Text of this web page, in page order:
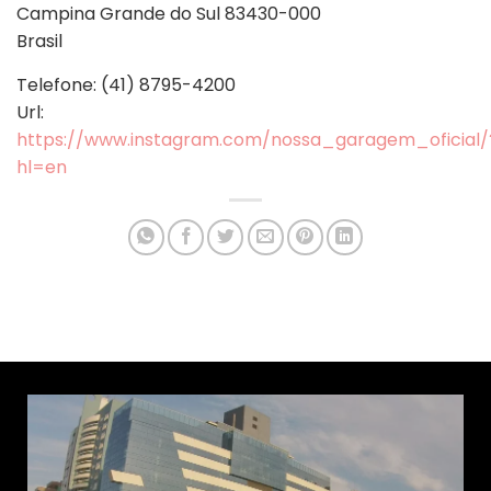
Campina Grande do Sul83430-000
Brasil
Telefone: (41) 8795-4200
Url:
https://www.instagram.com/
hl=en